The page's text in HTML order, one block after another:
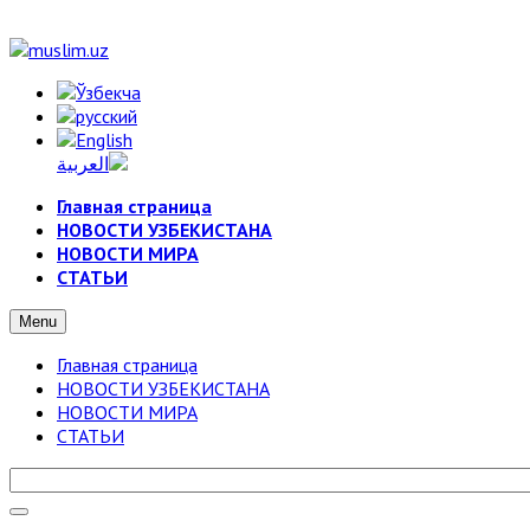
Главная страница
НОВОСТИ УЗБЕКИСТАНА
НОВОСТИ МИРА
СТАТЬИ
Menu
Главная страница
НОВОСТИ УЗБЕКИСТАНА
НОВОСТИ МИРА
СТАТЬИ